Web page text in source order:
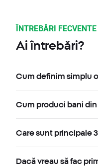
ÎNTREBĂRI FECVENTE
Ai întrebări?
Cum definim simplu
Cum produci bani
Care sunt principale
Dacă vreau să fac